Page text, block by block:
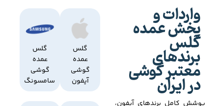
واردات و
پخش عمده
گلس
برندهای
معتبر گوشی
در ایران
پوشش کامل برندهای آیفون،
گلس
عمده
گوشی
آیفون
گلس
عمده
گوشی
سامسونگ